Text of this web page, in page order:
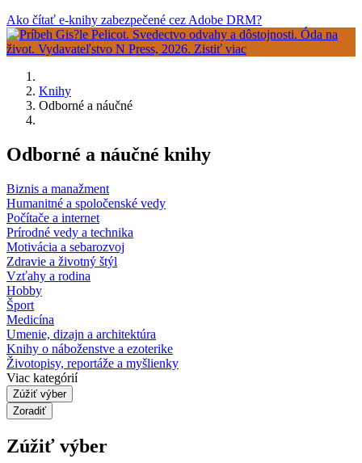
Ako čítať e-knihy zabezpečené cez Adobe DRM?
Knihy
Odborné a náučné
Odborné a náučné knihy
Biznis a manažment
Humanitné a spoločenské vedy
Počítače a internet
Prírodné vedy a technika
Motivácia a sebarozvoj
Zdravie a životný štýl
Vzťahy a rodina
Hobby
Šport
Medicína
Umenie, dizajn a architektúra
Knihy o náboženstve a ezoterike
Životopisy, reportáže a myšlienky
Viac kategórií
Zúžiť výber
Zoradiť
Zúžiť výber